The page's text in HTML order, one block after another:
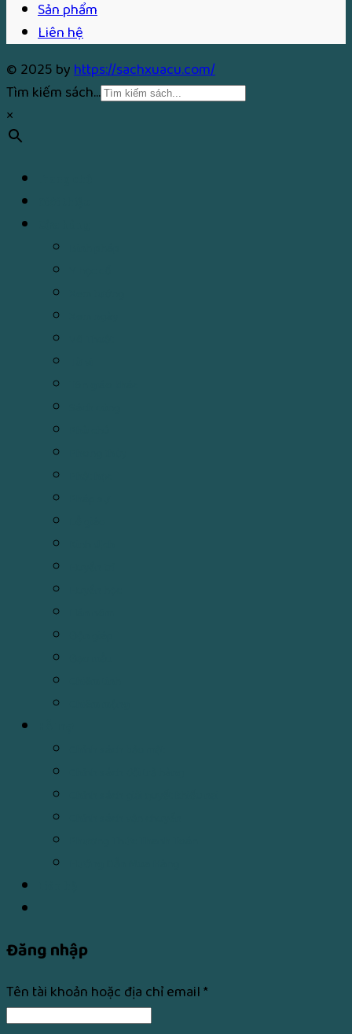
Sản phẩm
Liên hệ
© 2025 byhttps://sachxuacu.com/
Tìm kiếm sách...
×
Đăng nhập
Tên tài khoản hoặc địa chỉ email*